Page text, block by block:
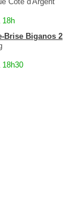
18h
Brise Biganos 2
18h30